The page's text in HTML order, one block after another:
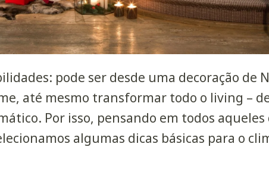
pode ser desde uma decoração de
até mesmo transformar todo o living –
Por isso, pensando em todos aqueles
algumas dicas básicas para o